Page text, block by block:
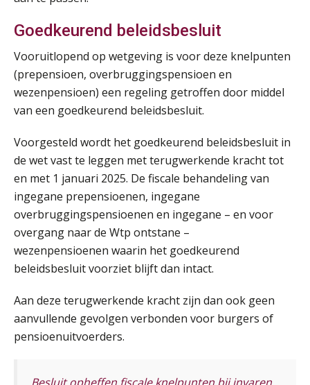
Goedkeurend beleidsbesluit
Vooruitlopend op wetgeving is voor deze knelpunten
(prepensioen, overbruggingspensioen en
wezenpensioen) een regeling getroffen door middel
van een goedkeurend beleidsbesluit.
Voorgesteld wordt het goedkeurend beleidsbesluit in
de wet vast te leggen met terugwerkende kracht tot
en met 1 januari 2025. De fiscale behandeling van
ingegane prepensioenen, ingegane
overbruggingspensioenen en ingegane – en voor
overgang naar de Wtp ontstane –
wezenpensioenen waarin het goedkeurend
beleidsbesluit voorziet blijft dan intact.
Aan deze terugwerkende kracht zijn dan ook geen
aanvullende gevolgen verbonden voor burgers of
pensioenuitvoerders.
08
SEP
MOCuitgevers
08
SEP
MOCuitgevers
SEP
MOCuitgevers
16
SEP
Online cursus Disfunctionerende werknemer: wat nu?
MOCuitgevers
17
SEP
MOCuitgevers
17
SEP
Online cursus Auto, fiets en OV in de salarisadministratie
MOCuitgevers